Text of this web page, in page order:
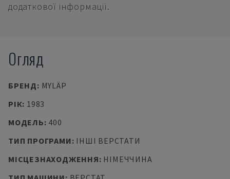
додаткової інформації.
Огляд
БРЕНД: MYLÄP
РІК: 1983
МОДЕЛЬ: 400
ТИП ПРОГРАМИ: ІНШІ ВЕРСТАТИ
МІСЦЕЗНАХОДЖЕННЯ: НІМЕЧЧИНА